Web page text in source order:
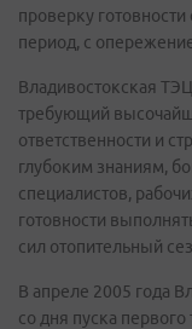
проверку
период, с
Владивостокская
требующий
ответственности и
глубоким знаниям,
специалистов,
готовности
сил отопительный
В апреле 2005 года
со дня пуска первого